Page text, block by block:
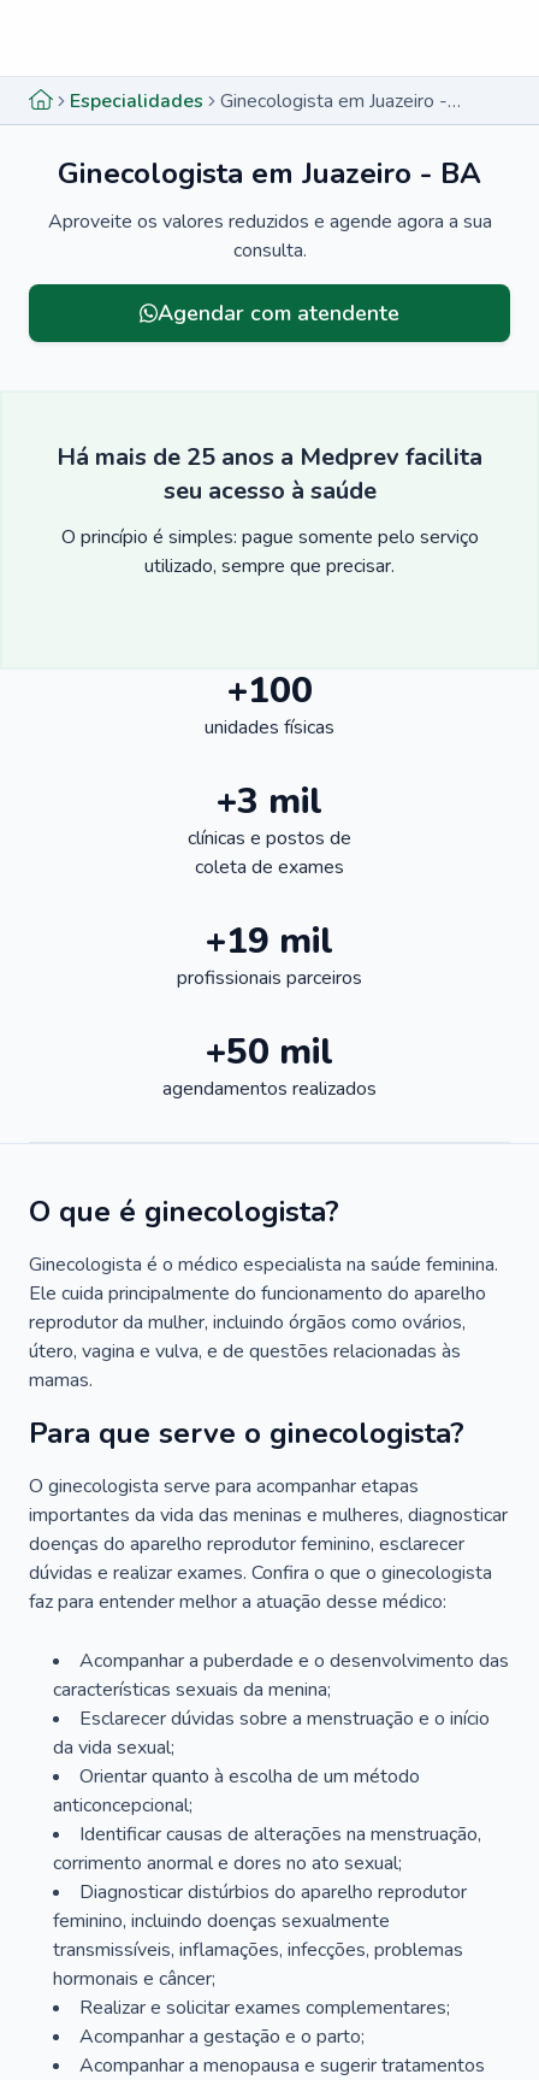
Especialidades Ginecologista em Juazeiro - BA
Ginecologista em Juazeiro - BA
Aproveite os valores reduzidos e agende agora a sua
consulta.
Agendar com atendente
Há mais de 25 anos a Medprev facilita
seu acesso à saúde
O princípio é simples: pague somente pelo serviço
utilizado, sempre que precisar.
+100
unidades físicas
+3 mil
clínicas e postos de
coleta de exames
+19 mil
profissionais parceiros
+50 mil
agendamentos realizados
O que é ginecologista?
Ginecologista é o médico especialista na saúde feminina.
Ele cuida principalmente do funcionamento do aparelho
reprodutor da mulher, incluindo órgãos como ovários,
útero, vagina e vulva, e de questões relacionadas às
mamas.
Para que serve o ginecologista?
O ginecologista serve para acompanhar etapas
importantes da vida das meninas e mulheres, diagnosticar
doenças do aparelho reprodutor feminino, esclarecer
dúvidas e realizar exames. Confira o que o ginecologista
faz para entender melhor a atuação desse médico:
Acompanhar a puberdade e o desenvolvimento das
características sexuais da menina;
Esclarecer dúvidas sobre a menstruação e o início
da vida sexual;
Orientar quanto à escolha de um método
anticoncepcional;
Identificar causas de alterações na menstruação,
corrimento anormal e dores no ato sexual;
Diagnosticar distúrbios do aparelho reprodutor
feminino, incluindo doenças sexualmente
transmissíveis, inflamações, infecções, problemas
hormonais e câncer;
Realizar e solicitar exames complementares;
Acompanhar a gestação e o parto;
Acompanhar a menopausa e sugerir tratamentos